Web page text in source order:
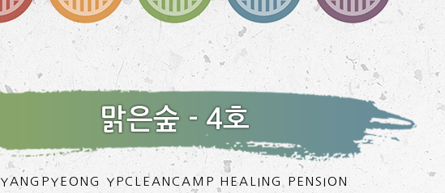
맑은숲 - 4호
YANGPYEONG YPCLEANCAMP HEALING PENSION